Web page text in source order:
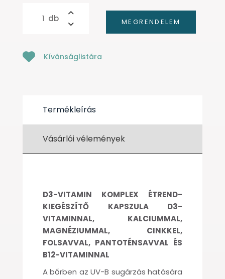
Kívánságlistára
Termékleírás
Vásárlói vélemények
D3-VITAMIN KOMPLEX ÉTREND-
KIEGÉSZÍTŐ KAPSZULA D3-
VITAMINNAL, KALCIUMMAL,
MAGNÉZIUMMAL, CINKKEL,
FOLSAVVAL, PANTOTÉNSAVVAL ÉS
B12-VITAMINNAL
A bőrben az UV-B sugárzás hatására